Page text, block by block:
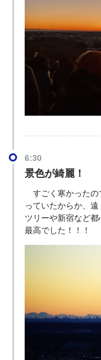
6:30
景色が綺麗！
すごく寒かったの
っていたからか、
ツリーや新宿など
最高でした！！！